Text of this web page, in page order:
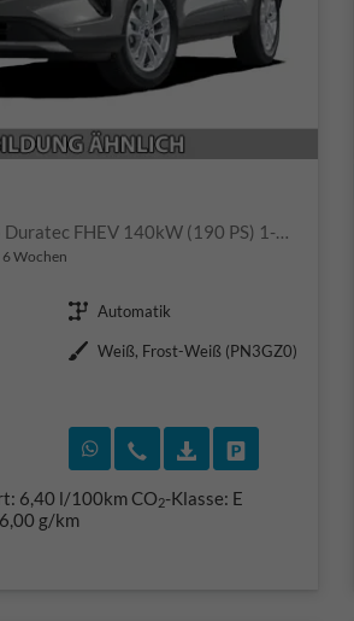
ST-Line (ST-Line) 2.5 Duratec FHEV 140kW (190 PS) 1-Gang-DSG
6 Wochen
Getriebe Automatik
Außenfarbe Weiß, Frost-Weiß (PN3GZ0)
Rückruf vereinbaren
Wir rufen Sie an
Fahrzeugexposé
Fahrzeug
6,40 l/100kmCO2-Klasse: E
g/km